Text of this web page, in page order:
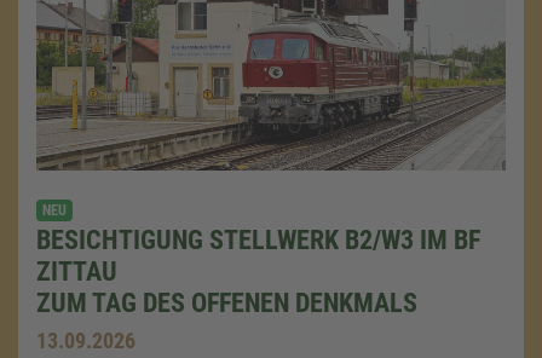
NEU
BESICHTIGUNG STELLWERK B2/W3 IM BF
ZITTAU
ZUM TAG DES OFFENEN DENKMALS
13.09.2026